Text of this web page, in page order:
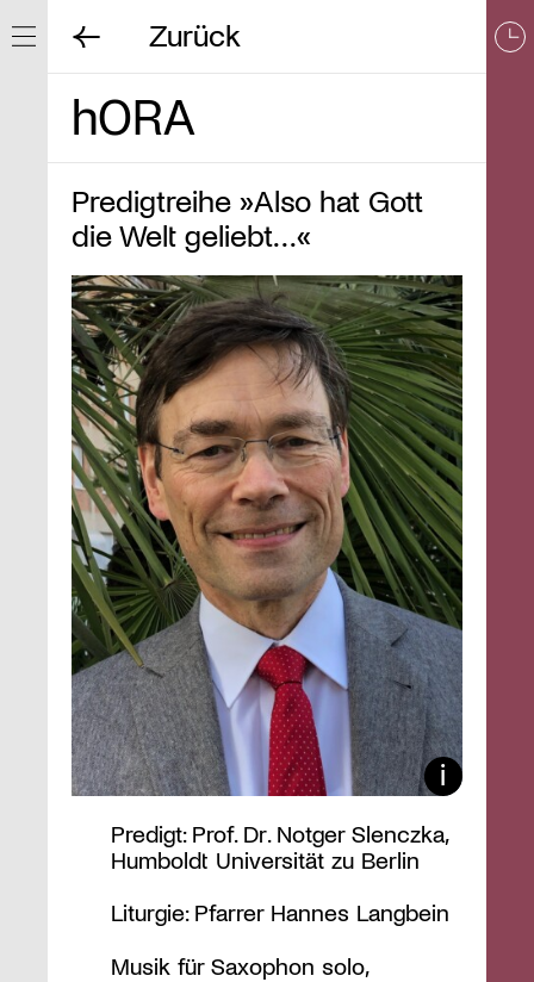
Navigation ein/ausblenden
Zurück
hORA
Predigtreihe »Also hat Gott
die Welt geliebt…«
Predigt: Prof. Dr. Notger Slenczka,
Humboldt Universität zu Berlin
Liturgie: Pfarrer Hannes Langbein
Musik für Saxophon solo,